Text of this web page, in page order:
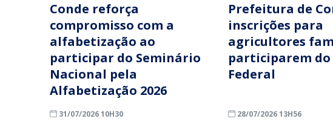
Conde reforça
compromisso com a
alfabetização ao
participar do Seminário
Nacional pela
Alfabetização 2026
31/07/2026 10H30
Prefeitura de
inscrições para
agricultores
participarem do
Federal
28/07/2026 13H56